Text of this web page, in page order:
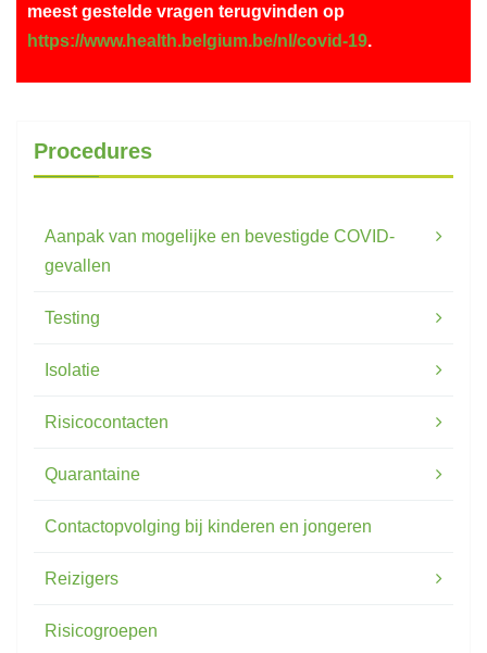
meest gestelde vragen terugvinden op
https://www.health.belgium.be/nl/covid-19.
Procedures
Aanpak van mogelijke en bevestigde COVID-
gevallen
Testing
Isolatie
Risicocontacten
Quarantaine
Contactopvolging bij kinderen en jongeren
Reizigers
Risicogroepen